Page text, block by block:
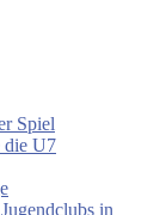
Spiel
die U7
in